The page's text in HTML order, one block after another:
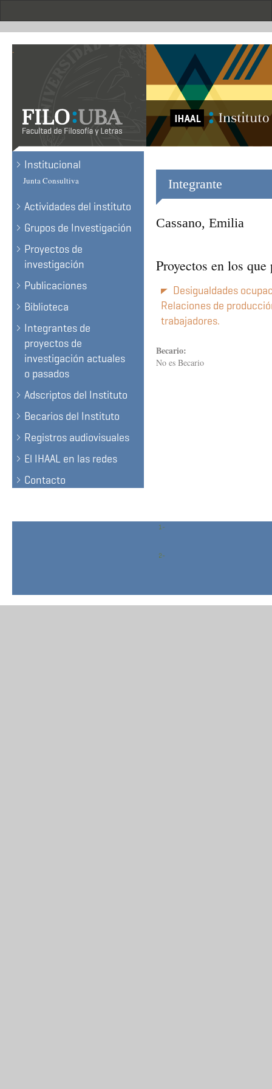
.
Institucional
Junta Consultiva
Actividades del instituto
Grupos de Investigación
Proyectos de
investigación
Publicaciones
Biblioteca
Integrantes de
proyectos de
investigación actuales
o pasados
Adscriptos del Instituto
Becarios del Instituto
Registros audiovisuales
El IHAAL en las redes
Contacto
Integrante
Cassano, Emilia
Proyectos en los
Desigualdades
Relaciones de
trabajadores.
Becario:
No es Becario